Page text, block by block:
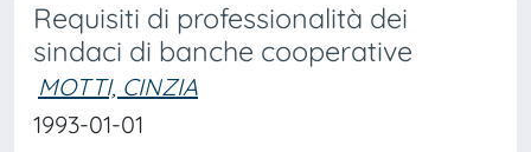
Requisiti di professionalità dei
sindaci di banche cooperative
MOTTI, CINZIA
1993-01-01